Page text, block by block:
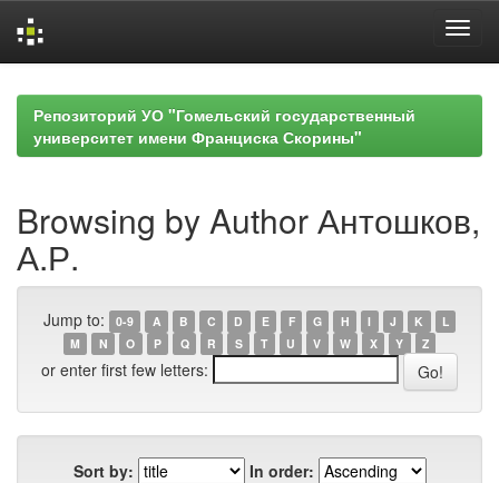
navigationРепозиторий УО "Гомельский государственный
университет имени Франциска Скорины"
Browsing by Author Антошков,
А.Р.
Jump to: 0-9 A B C D E F G H I J K
L
M
N O P Q R S T U V W X Y Z
or enter first few letters:
Sort by:
In order: